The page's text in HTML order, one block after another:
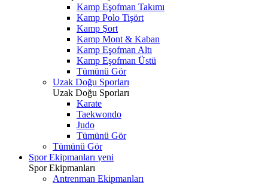
Kamp Eşofman Takımı
Kamp Polo Tişört
Kamp Şort
Kamp Mont & Kaban
Kamp Eşofman Altı
Kamp Eşofman Üstü
Tümünü Gör
Uzak Doğu Sporları
Uzak Doğu Sporları
Karate
Taekwondo
Judo
Tümünü Gör
Tümünü Gör
Spor Ekipmanları yeni
Spor Ekipmanları
Antrenman Ekipmanları